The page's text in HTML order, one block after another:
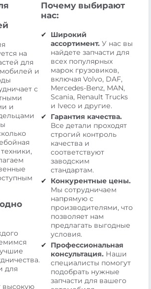
на
для
и
с
и
для
высокую
Почему выбирают
нас:
Широкий
ассортимент. У нас вы
найдете запчасти для
всех популярных
марок грузовиков,
включая Volvo, DAF,
Mercedes-Benz, MAN,
Scania, Renault Trucks
и Iveco и другие.
Гарантия качества.
Все детали проходят
строгий контроль
качества и
соответствуют
заводским
стандартам.
Конкурентные цены.
Мы сотрудничаем
напрямую с
производителями, что
позволяет нам
предлагать выгодные
условия.
Профессиональная
консультация. Наши
специалисты помогут
подобрать нужные
запчасти для вашего